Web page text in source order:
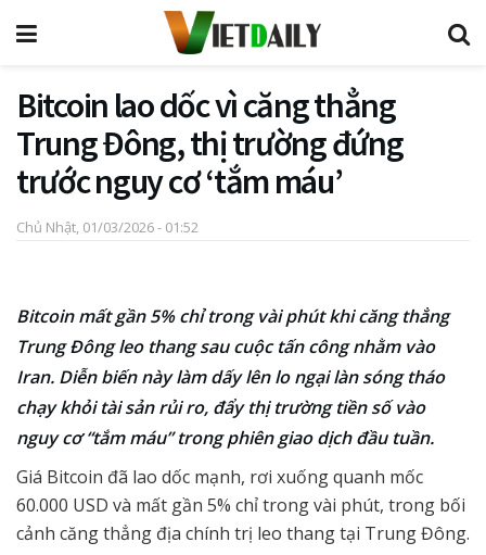
Bitcoin lao dốc vì căng thẳng
Trung Đông, thị trường đứng
trước nguy cơ ‘tắm máu’
Chủ Nhật, 01/03/2026 - 01:52
Bitcoin mất gần 5% chỉ trong vài phút khi căng thẳng
Trung Đông leo thang sau cuộc tấn công nhằm vào
Iran. Diễn biến này làm dấy lên lo ngại làn sóng tháo
chạy khỏi tài sản rủi ro, đẩy thị trường tiền số vào
nguy cơ “tắm máu” trong phiên giao dịch đầu tuần.
Giá Bitcoin đã lao dốc mạnh, rơi xuống quanh mốc
60.000 USD và mất gần 5% chỉ trong vài phút, trong bối
cảnh căng thẳng địa chính trị leo thang tại Trung Đông.